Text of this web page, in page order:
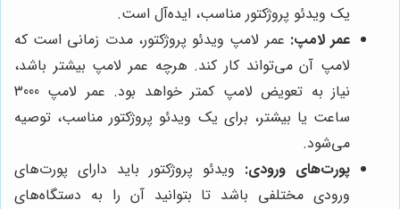
یک ویدئو پروژکتور مناسب، ایده‌آل است.
عمر لامپ: عمر لامپ ویدئو پروژکتور، مدت زمانی است که
لامپ آن می‌تواند کار کند. هرچه عمر لامپ بیشتر باشد،
نیاز به تعویض لامپ کمتر خواهد بود. عمر لامپ 3000
ساعت یا بیشتر، برای یک ویدئو پروژکتور مناسب، توصیه
می‌شود.
پورت‌های ورودی: ویدئو پروژکتور باید دارای پورت‌های
ورودی مختلفی باشد تا بتوانید آن را به دستگاه‌های